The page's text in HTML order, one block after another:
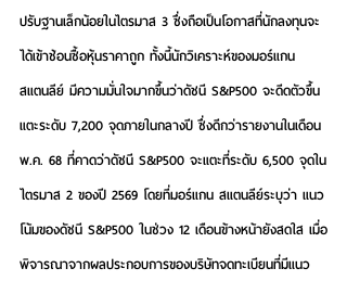
ปรับฐานเล็กน้อยในไตรมาส 3 ซึ่งถือเป็นโอกาสที่นักลงทุนจะ
ได้เข้าช้อนซื้อหุ้นราคาถูก ทั้งนี้นักวิเคราะห์ของมอร์แกน
สแตนลีย์ มีความมั่นใจมากขึ้นว่าดัชนี S&P500 จะดีดตัวขึ้น
แตะระดับ 7,200 จุดภายในกลางปี ซึ่งดีกว่ารายงานในเดือน
พ.ค. 68 ที่คาดว่าดัชนี S&P500 จะแตะที่ระดับ 6,500 จุดใน
ไตรมาส 2 ของปี 2569 โดยที่มอร์แกน สแตนลีย์ระบุว่า แนว
โน้มของดัชนี S&P500 ในช่วง 12 เดือนข้างหน้ายังสดใส เมื่อ
พิจารณาจากผลประกอบการของบริษัทจดทะเบียนที่มีแนว